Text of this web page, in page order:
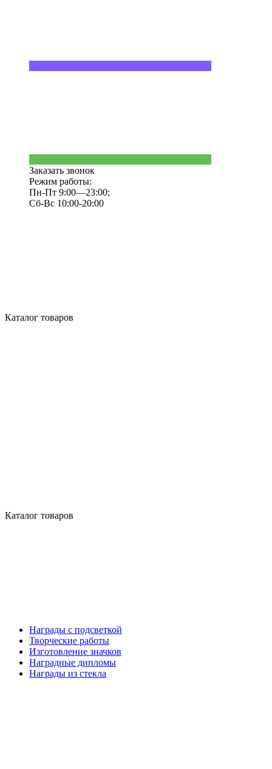
Заказать звонок
Режим работы:
Пн-Пт 9:00—23:00;
Сб-Вс 10:00-20:00
Каталог товаров
Каталог товаров
Награды с подсветкой
Творческие работы
Изготовление значков
Наградные дипломы
Награды из стекла